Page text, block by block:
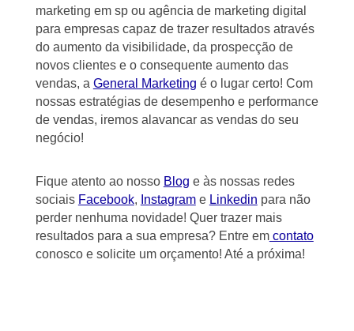
marketing em sp ou agência de marketing digital
para empresas capaz de trazer resultados através
do aumento da visibilidade, da prospecção de
novos clientes e o consequente aumento das
vendas, a General Marketing é o lugar certo! Com
nossas estratégias de desempenho e performance
de vendas, iremos alavancar as vendas do seu
negócio!
Fique atento ao nosso Blog e às nossas redes
sociais Facebook, Instagrame Linkedin para não
perder nenhuma novidade! Quer trazer mais
resultados para a sua empresa? Entre emcontato
conosco e solicite um orçamento! Até a próxima!